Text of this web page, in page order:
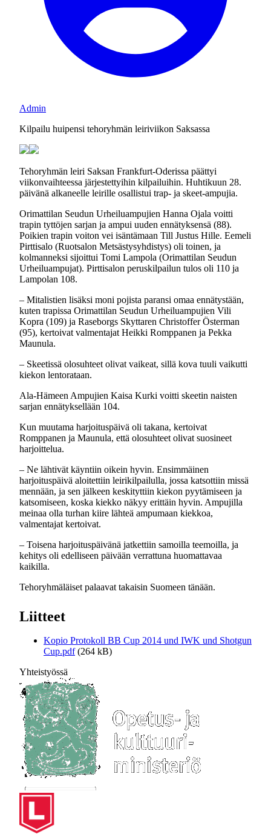
Admin
Kilpailu huipensi tehoryhmän leiriviikon Saksassa
Tehoryhmän leiri Saksan Frankfurt-Oderissa päättyi
viikonvaihteessa järjestettyihin kilpailuihin. Huhtikuun 28.
päivänä alkaneelle leirille osallistui trap- ja skeet-ampujia.
Orimattilan Seudun Urheiluampujien Hanna Ojala voitti
trapin tyttöjen sarjan ja ampui uuden ennätyksensä (88).
Poikien trapin voiton vei isäntämaan Till Justus Hille. Eemeli
Pirttisalo (Ruotsalon Metsästysyhdistys) oli toinen, ja
kolmanneksi sijoittui Tomi Lampola (Orimattilan Seudun
Urheiluampujat). Pirttisalon peruskilpailun tulos oli 110 ja
Lampolan 108.
– Mitalistien lisäksi moni pojista paransi omaa ennätystään,
kuten trapissa Orimattilan Seudun Urheiluampujien Vili
Kopra (109) ja Raseborgs Skyttaren Christoffer Österman
(95), kertoivat valmentajat Heikki Romppanen ja Pekka
Maunula.
– Skeetissä olosuhteet olivat vaikeat, sillä kova tuuli vaikutti
kiekon lentorataan.
Ala-Hämeen Ampujien Kaisa Kurki voitti skeetin naisten
sarjan ennätyksellään 104.
Kun muutama harjoituspäivä oli takana, kertoivat
Romppanen ja Maunula, että olosuhteet olivat suosineet
harjoittelua.
– Ne lähtivät käyntiin oikein hyvin. Ensimmäinen
harjoituspäivä aloitettiin leirikilpailulla, jossa katsottiin missä
mennään, ja sen jälkeen keskityttiin kiekon pyytämiseen ja
katsomiseen, koska kiekko näkyy erittäin hyvin. Ampujilla
meinaa olla turhan kiire lähteä ampumaan kiekkoa,
valmentajat kertoivat.
– Toisena harjoituspäivänä jatkettiin samoilla teemoilla, ja
kehitys oli edelliseen päivään verrattuna huomattavaa
kaikilla.
Tehoryhmäläiset palaavat takaisin Suomeen tänään.
Liitteet
Kopio Protokoll BB Cup 2014 und IWK und Shotgun
Cup.pdf (264 kB)
Yhteistyössä